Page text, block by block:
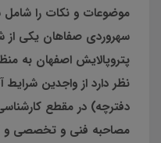
موضوعات و نکات را
سهروردی صفاهان یکی
پتروپالایش اصفهان به
نظر دارد از واجدین
دفترچه) در مقطع
مصاحبه فنی و تخصصی و